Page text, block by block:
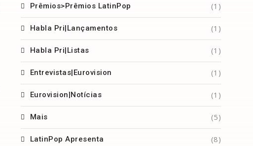
Prêmios>Prêmios LatinPop (1)
Habla Pri|Lançamentos (1)
Habla Pri|Listas (1)
Entrevistas|Eurovision (1)
Eurovision|Notícias (1)
Mais (5)
LatinPop Apresenta (8)